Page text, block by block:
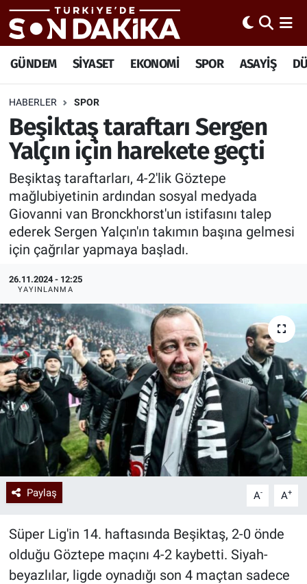
GÜNDEM SİYASET EKONOMİ SPOR ASAYİŞ
HABERLER SPOR
Beşiktaş taraftarı Sergen
Yalçın için harekete geçti
Beşiktaş taraftarları, 4-2'lik Göztepe
mağlubiyetinin ardından sosyal medyada
Giovanni van Bronckhorst'un istifasını talep
ederek Sergen Yalçın'ın takımın başına gelmesi
için çağrılar yapmaya başladı.
26.11.2024 - 12:25
YAYINLANMA
Paylaş A- A+
Süper Lig'in 14. haftasında Beşiktaş, 2-0 önde
olduğu Göztepe maçını 4-2 kaybetti. Siyah-
beyazlılar, ligde oynadığı son 4 maçtan sadece
Trafik Durumu
Süper Lig Puan Durumu ve Fikstür
Tüm Manşetler
Son Dakika Haberleri
Haber Arşivi